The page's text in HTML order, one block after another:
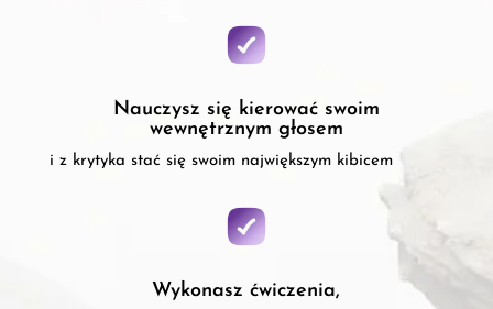
Nauczysz się kierować swoim
wewnętrznym głosem
i z krytyka stać się swoim największym kibicem
Wykonasz ćwiczenia,